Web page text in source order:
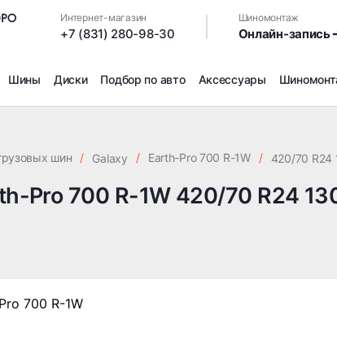
Интернет-магазин
+7 (831) 280-98-30
Шиномонтаж
Онлайн-запись
Шины Диски Подбор по авто Аксессуары
Сезонное
Дошиповка,
R-1W 420/70 R24 130A8 TL
шин / Galaxy / Earth-Pro 700 R-1W / 420/70 R24
Pro 700 R-1W 420/70 R24